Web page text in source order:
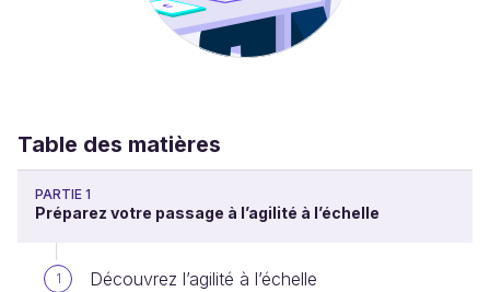
Table des matières
PARTIE 1
Préparez votre passage à l’agilité à l’échelle
1 Découvrez l’agilité à l’échelle